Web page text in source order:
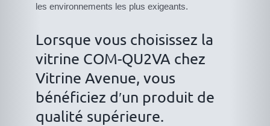
les environnements les plus exigeants.
Lorsque vous choisissez la
vitrine COM-QU2VA chez
Vitrine Avenue, vous
bénéficiez d′un produit de
qualité supérieure.